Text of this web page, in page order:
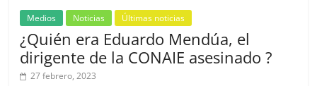
Medios Noticias Últimas noticias
¿Quién era Eduardo Mendúa, el
dirigente de la CONAIE asesinado ?
27 febrero, 2023